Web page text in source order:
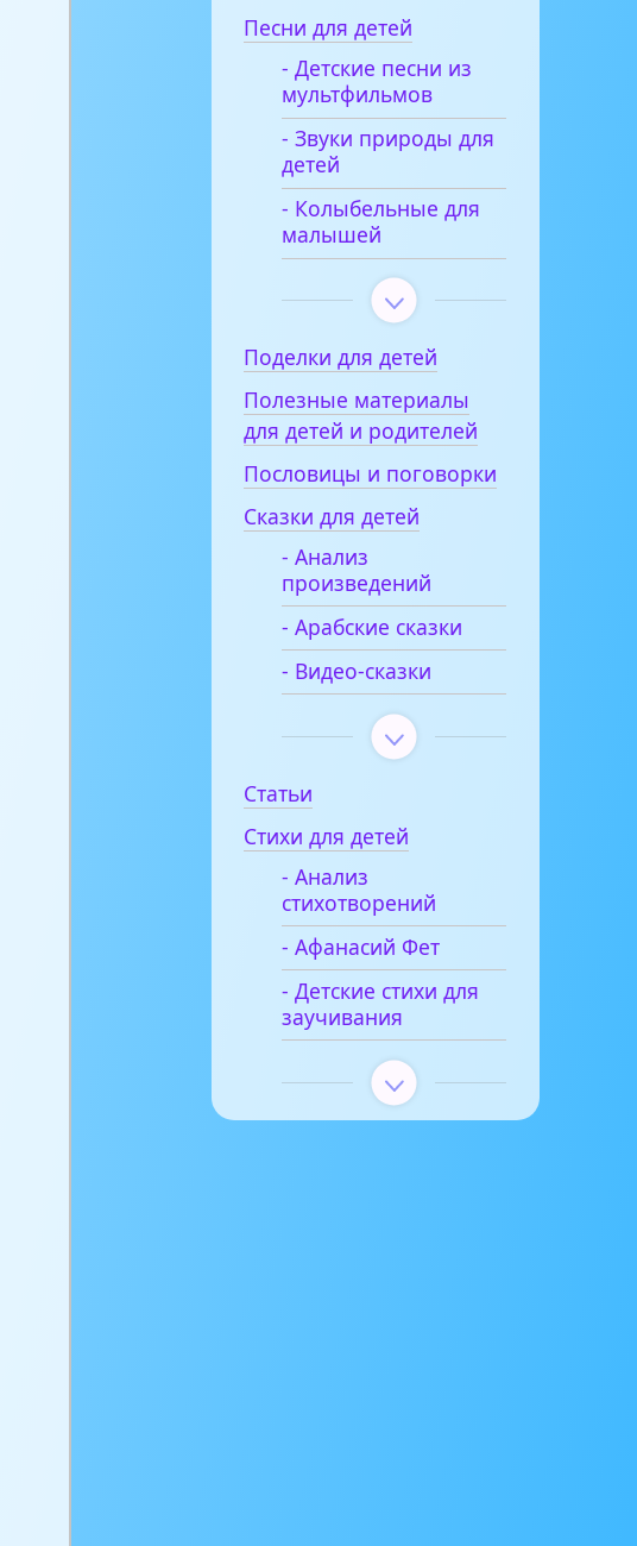
Песни для детей
- Детские песни из
мультфильмов
- Звуки природы для
детей
- Колыбельные для
малышей
Поделки для детей
Полезные материалы
для детей и родителей
Пословицы и поговорки
Сказки для детей
- Анализ
произведений
- Арабские сказки
- Видео-сказки
Статьи
Стихи для детей
- Анализ
стихотворений
- Афанасий Фет
- Детские стихи для
заучивания